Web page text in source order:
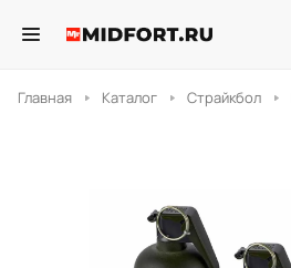
Главная Каталог Страйкбол